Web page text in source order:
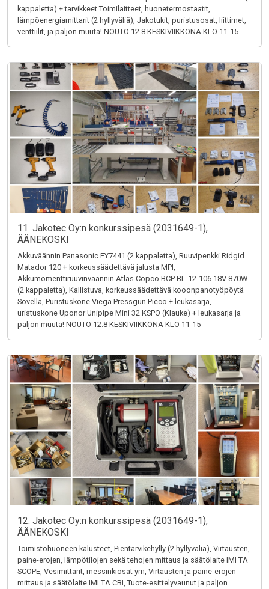
kappaletta) + tarvikkeet Toimilaitteet, huonetermostaatit,
lämpöenergiamittarit (2 hyllyväliä), Jakotukit, puristusosat, liittimet,
venttiilit, ja paljon muuta! NOUTO 12.8 KESKIVIIKKONA KLO 11-15
11. Jakotec Oy:n konkurssipesä (2031649-1),
ÄÄNEKOSKI
Akkuväännin Panasonic EY7441 (2 kappaletta), Ruuvipenkki Ridgid
Matador 120 + korkeussäädettävä jalusta MPI,
Akkumomenttiruuvinväännin Atlas Copco BCP BL-12-106 18V 870W
(2 kappaletta), Kallistuva, korkeussäädettävä kooonpanotyöpöytä
Sovella, Puristuskone Viega Pressgun Picco + leukasarja,
uristuskone Uponor Unipipe Mini 32 KSPO (Klauke) + leukasarja ja
paljon muuta! NOUTO 12.8 KESKIVIIKKONA KLO 11-15
12. Jakotec Oy:n konkurssipesä (2031649-1),
ÄÄNEKOSKI
Toimistohuoneen kalusteet, Pientarvikehylly (2 hyllyväliä), Virtausten,
paine-erojen, lämpötilojen sekä tehojen mittaus ja säätölaite IMI TA
SCOPE, Vesimittarit, messinkiosat ym, Virtausten ja paine-erojen
mittaus ja säätölaite IMI TA CBI, Tuote-esittelyvaunut ja paljon